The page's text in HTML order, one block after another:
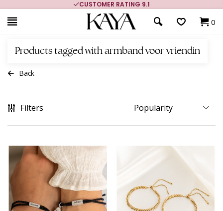
CUSTOMER RATING 9.1
0
Products tagged with armband voor vriendin
Back
Filters